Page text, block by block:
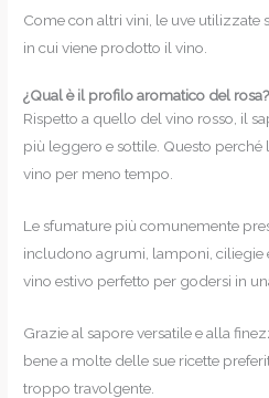
Come con altri vini, le uve
in cui viene prodotto il vino.
¿Qual è il profilo aromatico del rosa?
Rispetto a quello del vino rosso, il
più leggero e sottile. Questo perché
vino per meno tempo.
Le sfumature più comunemente
includono agrumi, lamponi, ciliegie
vino estivo perfetto per godersi in
Grazie al sapore versatile e alla
bene a molte delle sue ricette
troppo travolgente.